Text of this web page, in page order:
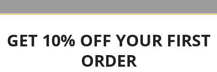
GET 10% OFF YOUR FIRST
ORDER